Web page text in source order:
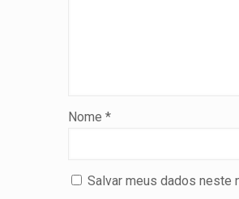
Nome *
Salvar meus dados neste